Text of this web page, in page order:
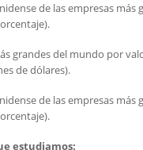
de las empresas más
grandes del mundo por
de dólares).
de las empresas más
estudiamos: